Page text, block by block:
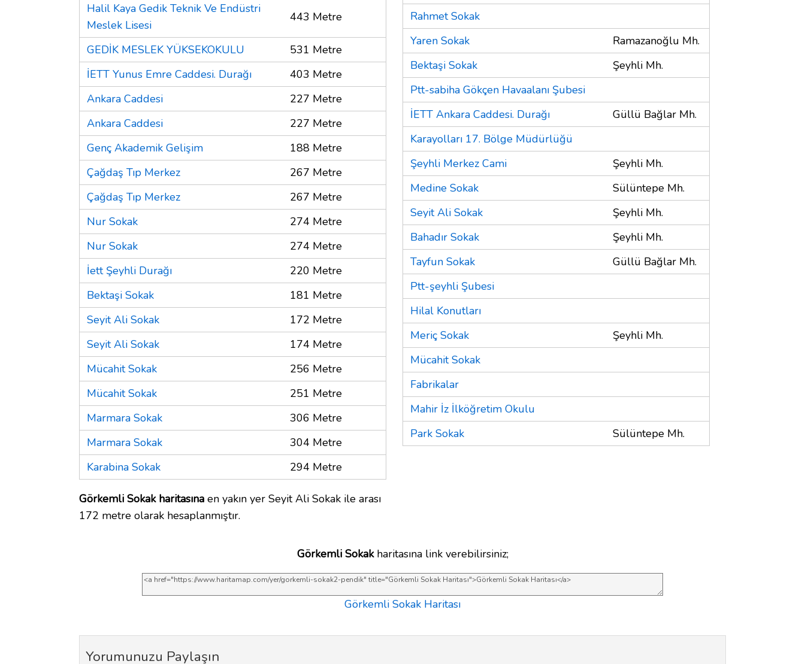
Halil Kaya Gedik Teknik Ve Endüstri
Meslek Lisesi
443 Metre
GEDİK MESLEK YÜKSEKOKULU
531 Metre
İETT Yunus Emre Caddesi. Durağı
403 Metre
Ankara Caddesi
227 Metre
Ankara Caddesi
227 Metre
Genç Akademik Gelişim
188 Metre
Çağdaş Tıp Merkez
267 Metre
Çağdaş Tıp Merkez
267 Metre
Nur Sokak
274 Metre
Nur Sokak
274 Metre
İett Şeyhli Durağı
220 Metre
Bektaşi Sokak
181 Metre
Seyit Ali Sokak
172 Metre
Seyit Ali Sokak
174 Metre
Mücahit Sokak
256 Metre
Mücahit Sokak
251 Metre
Marmara Sokak
306 Metre
Marmara Sokak
304 Metre
Karabina Sokak
294 Metre
Görkemli Sokak haritasına en yakın yer Seyit Ali Sokak ile arası
172 metre olarak hesaplanmıştır.
Rahmet Sokak
Yaren Sokak
Ramazanoğlu Mh.
Bektaşi Sokak
Şeyhli Mh.
Ptt-sabiha Gökçen Havaalanı Şubesi
İETT Ankara Caddesi. Durağı
Güllü Bağlar Mh.
Karayolları 17. Bölge Müdürlüğü
Şeyhli Merkez Cami
Şeyhli Mh.
Medine Sokak
Sülüntepe Mh.
Seyit Ali Sokak
Şeyhli Mh.
Bahadır Sokak
Şeyhli Mh.
Tayfun Sokak
Güllü Bağlar Mh.
Ptt-şeyhli Şubesi
Hilal Konutları
Meriç Sokak
Şeyhli Mh.
Mücahit Sokak
Fabrikalar
Mahir İz İlköğretim Okulu
Park Sokak
Sülüntepe Mh.
Görkemli Sokakharitasına link verebilirsiniz;
Görkemli Sokak Haritası
Yorumunuzu Paylaşın